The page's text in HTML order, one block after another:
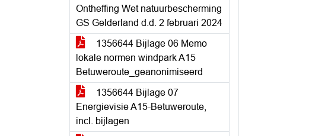
Ontheffing Wet natuurbescherming
GS Gelderland d.d. 2 februari 2024
1356644 Bijlage 06 Memo
lokale normen windpark A15
Betuweroute_geanonimiseerd
1356644 Bijlage 07
Energievisie A15-Betuweroute,
incl. bijlagen